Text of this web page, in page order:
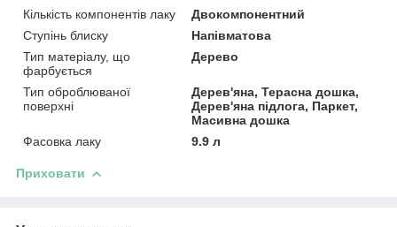
Кількість компонентів лаку
Двокомпонентний
Ступінь блиску
Напівматова
Тип матеріалу, що
фарбується
Дерево
Тип оброблюваної
поверхні
Дерев'яна, Терасна дошка,
Дерев'яна підлога, Паркет,
Масивна дошка
Фасовка лаку
9.9 л
Приховати